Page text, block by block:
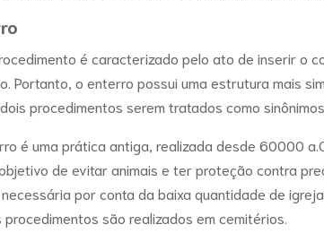
é caracterizado pelo ato de inserir o
Portanto, o enterro possui uma estrutura mais
procedimentos serem tratados como
é uma prática antiga, realizada desde 60000
de evitar animais e ter proteção contra
por conta da baixa quantidade de
procedimentos são realizados em cemitérios.